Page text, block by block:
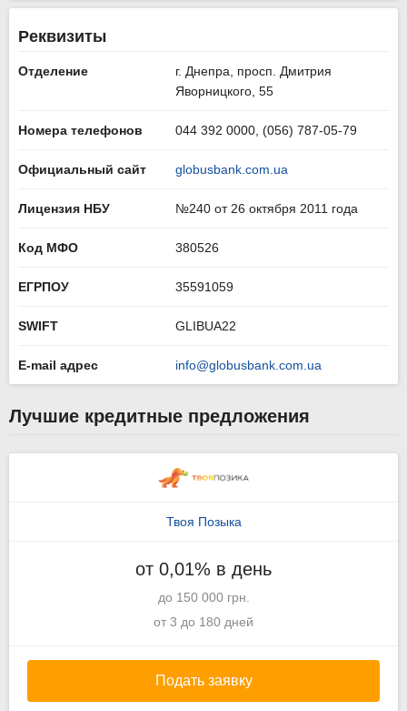
Реквизиты
Отделение
г. Днепра, просп. Дмитрия
Яворницкого, 55
Номера телефонов 044 392 0000, (056) 787-05-79
Официальный сайт globusbank.com.ua
Лицензия НБУ №240 от 26 октября 2011 года
Код МФО 380526
ЕГРПОУ 35591059
SWIFT GLIBUA22
E-mail адрес info@globusbank.com.ua
Лучшие кредитные предложения
Твоя Позыка
от 0,01% в день
до 150 000 грн.
от 3 до 180 дней
Подать заявку